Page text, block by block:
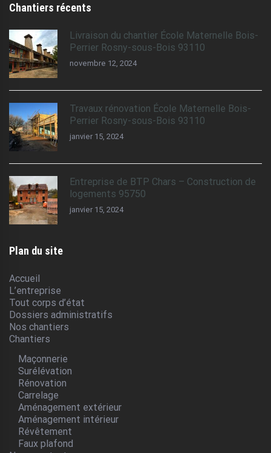
Chantiers récents
Livraison du chantier École Maternelle Bois-
Perrier Rosny-sous-Bois 93110
novembre 12, 2024
Travaux rénovation École Maternelle Bois-
Perrier Rosny-sous-Bois 93110
janvier 15, 2024
Entreprise de BTP Chars – Construction de
logements 95750
janvier 15, 2024
Plan du site
Accueil
L’entreprise
Tout corps d’état
Dossiers administratifs
Nos chantiers
Chantiers
Maçonnerie
Surélévation
Rénovation
Carrelage
Aménagement extérieur
Aménagement intérieur
Révêtement
Faux plafond